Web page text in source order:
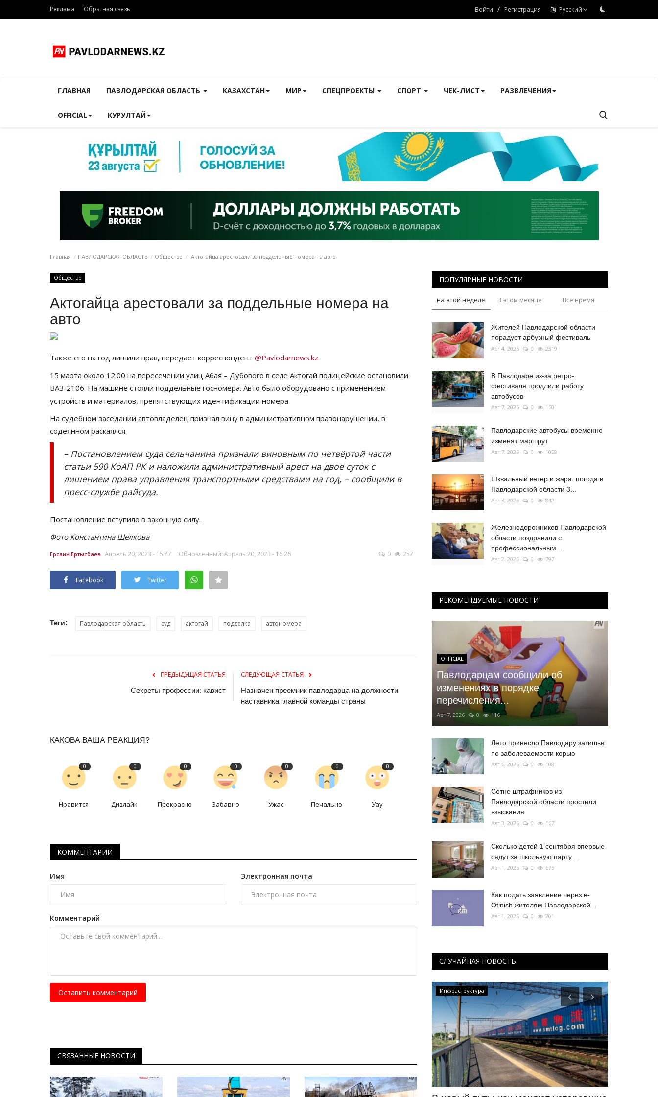
Реклама Обратная связь Войти / Регистрация Русский
ГЛАВНАЯ ПАВЛОДАРСКАЯ ОБЛАСТЬ КАЗАХСТАН МИР СПЕЦПРОЕКТЫ СПОРТ ЧЕК-ЛИСТ РАЗВЛЕЧЕНИЯ
OFFICIAL КУРУЛТАЙ
Главная ПАВЛОДАРСКАЯ ОБЛАСТЬ Общество Актогайца арестовали за поддельные номера на авто
Общество
Актогайца арестовали за поддельные номера на
авто
Также его на год лишили прав, передает корреспондент @Pavlodarnews.kz.
15 марта около 12:00 на пересечении улиц Абая – Дубового в селе Актогай полицейские остановили
ВАЗ-2106. На машине стояли поддельные госномера. Авто было оборудовано с применением
устройств и материалов, препятствующих идентификации номера.
На судебном заседании автовладелец признал вину в административном правонарушении, в
содеянном раскаялся.
– Постановлением суда сельчанина признали виновным по четвёртой части
статьи 590 КоАП РК и наложили административный арест на двое суток с
лишением права управления транспортными средствами на год, – сообщили в
пресс-службе райсуда.
Постановление вступило в законную силу.
Фото Константина Шелкова
Ерсаин Ертысбаев Апрель 20, 2023 - 15:47 Обновленный: Апрель 20, 2023 - 16:26 0 257
Facebook Twitter
Теги: Павлодарская область суд актогай подделка автономера
ПРЕДЫДУЩАЯ СТАТЬЯ
Секреты профессии: кавист
СЛЕДУЮЩАЯ СТАТЬЯ
Назначен преемник павлодарца на должности
наставника главной команды страны
КАКОВА ВАША РЕАКЦИЯ?
0
Нравится
0
Дизлайк
0
Прекрасно
0
Забавно
0
Ужас
0
Печально
0
Уау
КОММЕНТАРИИ
Имя Электронная почта
Комментарий
Оставить комментарий
СВЯЗАННЫЕ НОВОСТИ
ПОПУЛЯРНЫЕ НОВОСТИ
на этой неделе В этом месяце Все время
Жителей Павлодарской области
порадует арбузный фестиваль
Авг 4, 2026 0 2319
В Павлодаре из-за ретро-
фестиваля продлили работу
автобусов
Авг 7, 2026 0 1501
Павлодарские автобусы временно
изменят маршрут
Авг 7, 2026 0 1058
Шквальный ветер и жара: погода в
Павлодарской области 3...
Авг 3, 2026 0 842
Железнодорожников Павлодарской
области поздравили с
профессиональным...
Авг 2, 2026 0 797
РЕКОМЕНДУЕМЫЕ НОВОСТИ
OFFICIAL
Павлодарцам сообщили об
изменениях в порядке
перечисления...
Авг 7, 2026 0 116
Лето принесло Павлодару затишье
по заболеваемости корью
Авг 6, 2026 0 108
Сотне штрафников из
Павлодарской области простили
взыскания
Авг 3, 2026 0 167
Сколько детей 1 сентября впервые
сядут за школьную парту...
Авг 1, 2026 0 676
Как подать заявление через e-
Otinish жителям Павлодарской...
Авг 1, 2026 0 201
СЛУЧАЙНАЯ НОВОСТЬ
Секреты профессии Инфраструктура